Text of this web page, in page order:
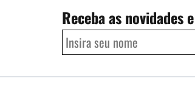
Receba as novidades